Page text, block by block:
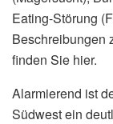
Eating-Störung
Beschreibungen
finden Sie hier.
Alarmierend ist
Südwest ein